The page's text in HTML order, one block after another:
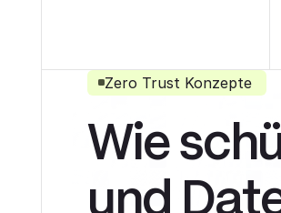
Zero Trust Konzepte
Wie
und